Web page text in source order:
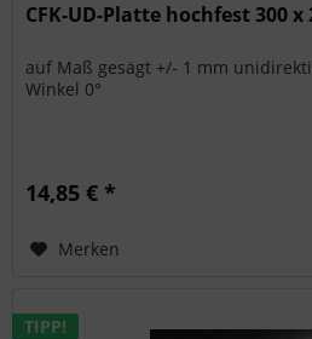
CFK-UD-Platte hochfest 300 x
auf Maß gesägt +/- 1 mm
Winkel 0°
14,85 € *
Merken
TIPP!